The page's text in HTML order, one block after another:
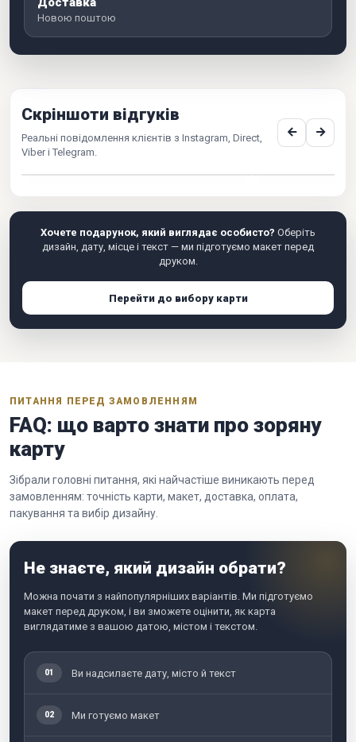
Новою поштою
Скріншоти відгуків
Реальні повідомлення клієнтів з Instagram, Direct,
Viber і Telegram.
Хочете подарунок, який виглядає особисто? Оберіть
дизайн, дату, місце і текст — ми підготуємо макет перед
друком.
Перейти до вибору карти
ПИТАННЯ ПЕРЕД ЗАМОВЛЕННЯМ
FAQ: що варто знати про зоряну
карту
Зібрали головні питання, які найчастіше виникають перед
замовленням: точність карти, макет, доставка, оплата,
пакування та вибір дизайну.
Не знаєте, який дизайн обрати?
Можна почати з найпопулярніших варіантів. Ми підготуємо
макет перед друком, і ви зможете оцінити, як карта
виглядатиме з вашою датою, містом і текстом.
01 Ви надсилаєте дату, місто й текст
02 Ми готуємо макет